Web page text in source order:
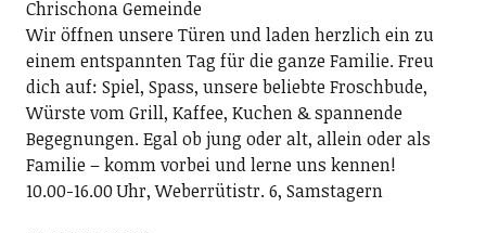
Chrischona Gemeinde
Wir öffnen unsere Türen und laden herzlich ein zu
einem entspannten Tag für die ganze Familie. Freu
dich auf: Spiel, Spass, unsere beliebte Froschbude,
Würste vom Grill, Kaffee, Kuchen & spannende
Begegnungen. Egal ob jung oder alt, allein oder als
Familie – komm vorbei und lerne uns kennen!
10.00-16.00 Uhr, Weberrütistr. 6, Samstagern